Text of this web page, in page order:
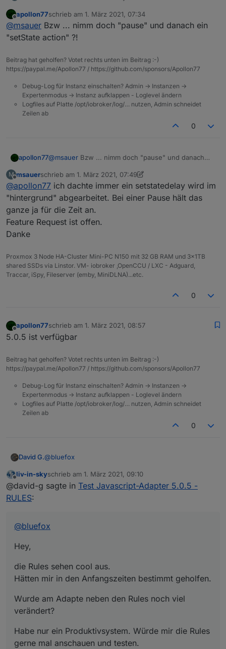
apollon77schrieb am 1. März 2021, 07:34
zuletzt editiert von
@msauer Bzw ... nimm doch "pause" und danach ein
"setState action" ?!
Beitrag hat geholfen? Votet rechts unten im Beitrag :-)
https://paypal.me/Apollon77 / https://github.com/sponsors/Apollon77
Debug-Log für Instanz einschalten? Admin -> Instanzen ->
Expertenmodus -> Instanz aufklappen - Loglevel ändern
Logfiles auf Platte /opt/iobroker/log/… nutzen, Admin schneidet
Zeilen ab
0
apollon77@msauer Bzw ... nimm doch "pause" und danach
M
Offline
msauerschrieb am 1. März 2021, 07:49
zuletzt editiert von msauer3. Jan. 2021, 08:50
@apollon77 ich dachte immer ein setstatedelay wird im
"hintergrund" abgearbeitet. Bei einer Pause hält das
ganze ja für die Zeit an.
Feature Request ist offen.
Danke
Proxmox 3 Node HA-Cluster Mini-PC N150 mit 32 GB RAM und 3x1TB
shared SSDs via Linstor. VM- iobroker ,OpenCCU / LXC - Adguard,
Traccar, iSpy, Fileserver (emby, MiniDLNA)...etc.
0
Offline
apollon77schrieb am 1. März 2021, 08:57
zuletzt editiert von
5.0.5 ist verfügbar
Beitrag hat geholfen? Votet rechts unten im Beitrag :-)
https://paypal.me/Apollon77 / https://github.com/sponsors/Apollon77
Debug-Log für Instanz einschalten? Admin -> Instanzen ->
Expertenmodus -> Instanz aufklappen - Loglevel ändern
Logfiles auf Platte /opt/iobroker/log/… nutzen, Admin schneidet
Zeilen ab
0
David G.@bluefox
Hey,
verändert?
Bereichen keine Fehler auftreten.
Offline
liv-in-skyschrieb am 1. März 2021, 09:10
zuletzt editiert von
@david-g sagte in Test Javascript-Adapter 5.0.5 -
RULES:
@bluefox
Hey,
die Rules sehen cool aus.
Hätten mir in den Anfangszeiten bestimmt geholfen.
Wurde am Adapte neben den Rules noch viel
verändert?
Habe nur ein Produktivsystem. Würde mir die Rules
gerne mal anschauen und testen.